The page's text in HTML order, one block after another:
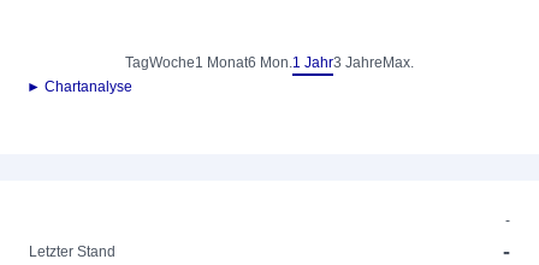
TagWoche1 Monat6 Mon.1 Jahr3 Jahre Max.
► Chartanalyse
-
Letzter Stand
-